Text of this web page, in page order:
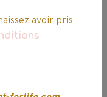
avoir pris